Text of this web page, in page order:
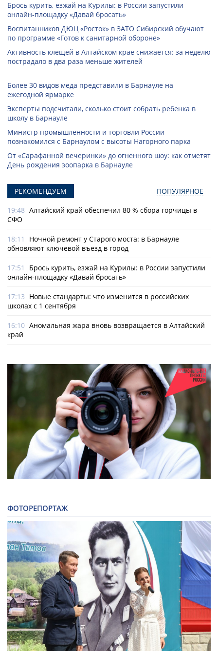
Брось курить, езжай на Курилы: в России запустили
онлайн-­площадку «Давай бросать»
Воспитанников ДЮЦ «Росток» в ЗАТО Сибирский обучают
по программе «Готов к санитарной обороне»
Активность клещей в Алтайском крае снижается: за неделю
пострадало в два раза меньше жителей
Более 30 видов меда представили в Барнауле на
ежегодной ярмарке
Эксперты подсчитали, сколько стоит собрать ребенка в
школу в Барнауле
Министр промышленности и торговли России
познакомился с Барнаулом с высоты Нагорного парка
От «Сарафанной вечеринки» до огненного шоу: как отметят
День рождения зоопарка в Барнауле
РЕКОМЕНДУЕМ ПОПУЛЯРНОЕ
19:48 Алтайский край обеспечил 80 % сбора горчицы в
СФО
18:11
Ночной ремонт у Старого моста: в Барнауле
обновляют ключевой въезд в город
17:51
Брось курить, езжай на Курилы: в России запустили
онлайн-­площадку «Давай бросать»
17:13 Новые стандарты: что изменится в российских
школах с 1 сентября
16:10 Аномальная жара вновь возвращается в Алтайский
край
ФОТОРЕПОРТАЖ